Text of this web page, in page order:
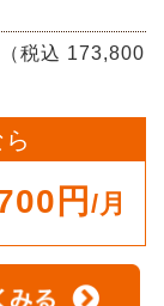
（税込 173,800
円 /月